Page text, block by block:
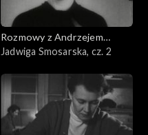
Rozmowy z Andrzejem
Doboszem
Jadwiga Smosarska, cz. 2